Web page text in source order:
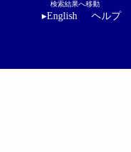
検索結果へ移動
▸English ヘルプ